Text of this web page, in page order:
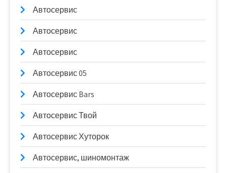
Автосервис
Автосервис
Автосервис
Автосервис 05
Автосервис Bars
Автосервис Твой
Автосервис Хуторок
Автосервис, шиномонтаж